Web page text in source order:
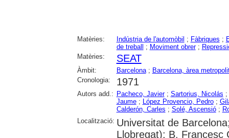
Matèries: Indústria de l'automòbil ; Fàbriques ;
de treball
; Moviment obrer;
Matèries:
SEAT
Àmbit: Barcelona; Barcelona, àrea
Cronologia:
1971
Autors add.: Pacheco, Javier; Sartorius, Nicolás ;
Jaume; López Provencio, Pedro;
Calderón, Carles ; Solé, Ascensió;
Localització: Universitat de
Llobregat); B. Francesc